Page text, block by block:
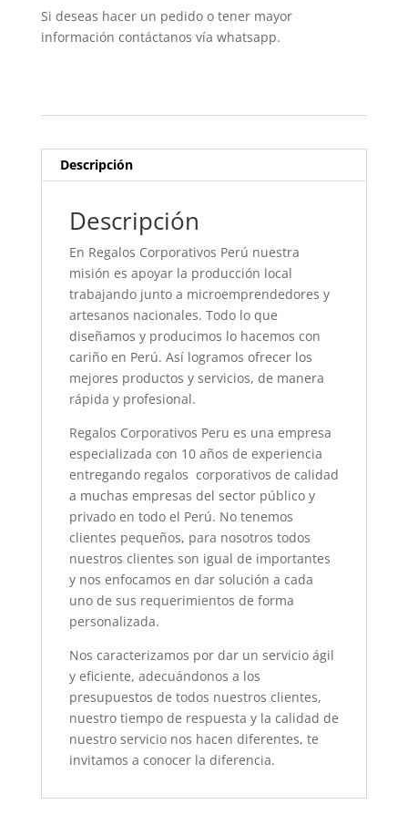
Si deseas hacer un pedido o tener mayor
información contáctanos vía whatsapp.
Descripción
Descripción
En Regalos Corporativos Perú nuestra
misión es apoyar la producción local
trabajando junto a microemprendedores y
artesanos nacionales. Todo lo que
diseñamos y producimos lo hacemos con
cariño en Perú. Así logramos ofrecer los
mejores productos y servicios, de manera
rápida y profesional.
Regalos Corporativos Peru es una empresa
especializada con 10 años de experiencia
entregando regalos corporativos de calidad
a muchas empresas del sector público y
privado en todo el Perú. No tenemos
clientes pequeños, para nosotros todos
nuestros clientes son igual de importantes
y nos enfocamos en dar solución a cada
uno de sus requerimientos de forma
personalizada.
Nos caracterizamos por dar un servicio ágil
y eficiente, adecuándonos a los
presupuestos de todos nuestros clientes,
nuestro tiempo de respuesta y la calidad de
nuestro servicio nos hacen diferentes, te
invitamos a conocer la diferencia.